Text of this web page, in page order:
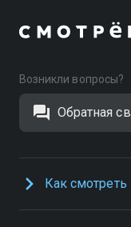
Возникли вопросы?
Обратная
Как смотреть